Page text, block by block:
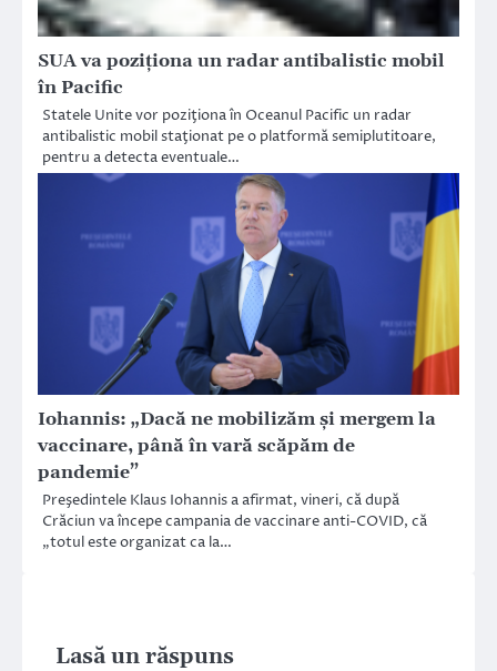
SUA va poziţiona un radar antibalistic mobil
în Pacific
Statele Unite vor poziţiona în Oceanul Pacific un radar
antibalistic mobil staţionat pe o platformă semiplutitoare,
pentru a detecta eventuale…
Iohannis: „Dacă ne mobilizăm şi mergem la
vaccinare, până în vară scăpăm de
pandemie”
Preşedintele Klaus Iohannis a afirmat, vineri, că după
Crăciun va începe campania de vaccinare anti-COVID, că
„totul este organizat ca la…
Lasă un răspuns